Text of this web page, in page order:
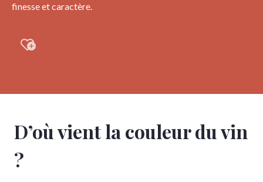
finesse et caractère.
Ajouter aux favoris
D’où vient la couleur du vin
?